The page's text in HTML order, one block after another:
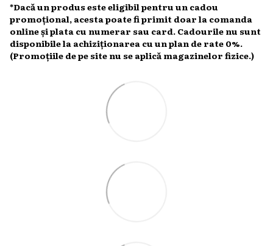
*Dacă un produs este eligibil pentru un cadou
promoțional, acesta poate fi primit doar la comanda
online și plata cu numerar sau card. Cadourile nu sunt
disponibile la achiziționarea cu un plan de rate 0%.
(Promoțiile de pe site nu se aplică magazinelor fizice.)